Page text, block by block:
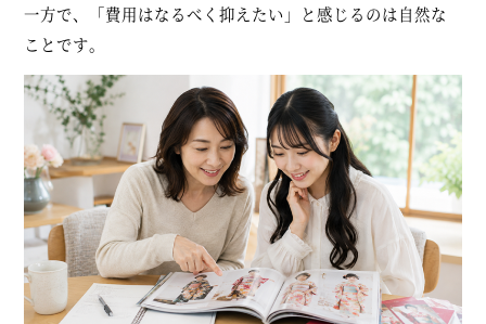
一方で、「費用はなるべく抑えたい」と感じるのは自然な
ことです。